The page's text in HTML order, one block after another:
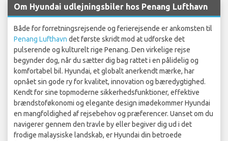
Om Hyundai udlejningsbiler hos Penang Lufthavn
Både for forretningsrejsende og ferierejsende er ankomsten til
Penang Lufthavn det første skridt mod at udforske det
pulserende og kulturelt rige Penang. Den virkelige rejse
begynder dog, når du sætter dig bag rattet i en pålidelig og
komfortabel bil. Hyundai, et globalt anerkendt mærke, har
opnået sin gode ry for kvalitet, innovation og bæredygtighed.
Kendt for sine topmoderne sikkerhedsfunktioner, effektive
brændstoføkonomi og elegante design imødekommer Hyundai
en mangfoldighed af rejsebehov og præferencer. Uanset om du
navigerer gennem den travle by eller begiver dig ud i det
frodige malaysiske landskab, er Hyundai din betroede